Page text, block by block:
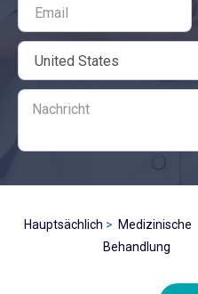
Hauptsächlich
Medizinische
Behandlung